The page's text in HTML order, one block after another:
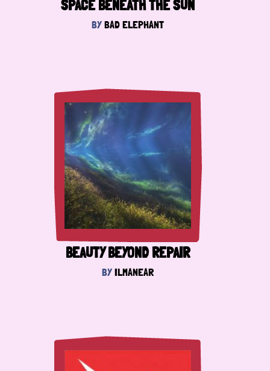
SPACE BENEATH THE SUN
BYBAD ELEPHANT
BEAUTY BEYOND REPAIR
BYILMANEAR